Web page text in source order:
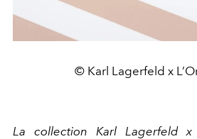
© Karl Lagerfeld x
La collection Karl Lagerfeld x